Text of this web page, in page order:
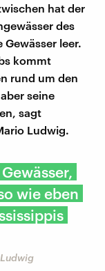
hat der
des
leer.
kommt
rund um den
seine
sagt
Ludwig.
wie eben